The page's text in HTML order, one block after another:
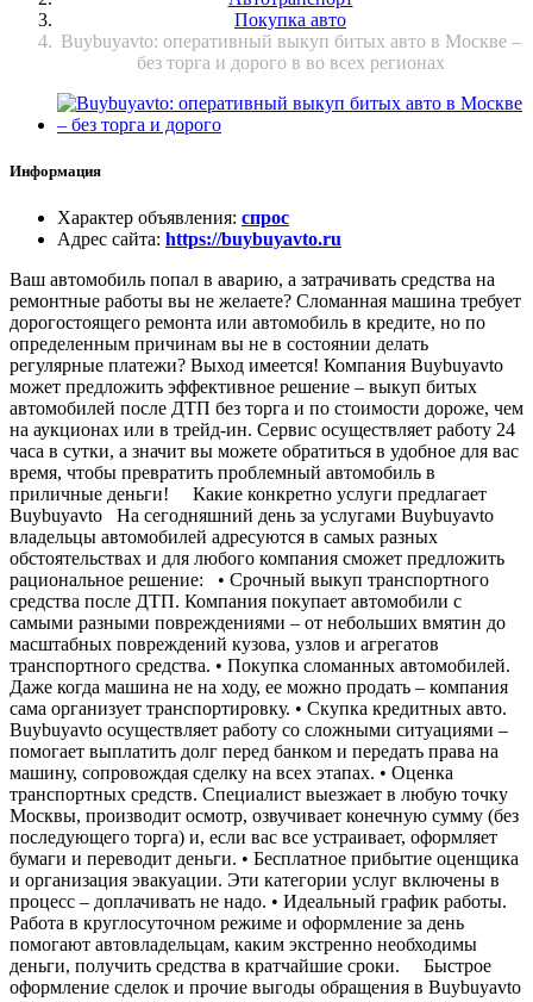
Покупка авто
Buybuyavto: оперативный выкуп битых авто в Москве –
без торга и дорого в во всех регионах
Информация
Характер объявления: спрос
Адрес сайта: https://buybuyavto.ru
Ваш автомобиль попал в аварию, а затрачивать средства на
ремонтные работы вы не желаете? Сломанная машина требует
дорогостоящего ремонта или автомобиль в кредите, но по
определенным причинам вы не в состоянии делать
регулярные платежи? Выход имеется! Компания Buybuyavto
может предложить эффективное решение – выкуп битых
автомобилей после ДТП без торга и по стоимости дороже, чем
на аукционах или в трейд-ин. Сервис осуществляет работу 24
часа в сутки, а значит вы можете обратиться в удобное для вас
время, чтобы превратить проблемный автомобиль в
приличные деньги! Какие конкретно услуги предлагает
Buybuyavto На сегодняшний день за услугами Buybuyavto
владельцы автомобилей адресуются в самых разных
обстоятельствах и для любого компания сможет предложить
рациональное решение: • Срочный выкуп транспортного
средства после ДТП. Компания покупает автомобили с
самыми разными повреждениями – от небольших вмятин до
масштабных повреждений кузова, узлов и агрегатов
транспортного средства. • Покупка сломанных автомобилей.
Даже когда машина не на ходу, ее можно продать – компания
сама организует транспортировку. • Скупка кредитных авто.
Buybuyavto осуществляет работу со сложными ситуациями –
помогает выплатить долг перед банком и передать права на
машину, сопровождая сделку на всех этапах. • Оценка
транспортных средств. Специалист выезжает в любую точку
Москвы, производит осмотр, озвучивает конечную сумму (без
последующего торга) и, если вас все устраивает, оформляет
бумаги и переводит деньги. • Бесплатное прибытие оценщика
и организация эвакуации. Эти категории услуг включены в
процесс – доплачивать не надо. • Идеальный график работы.
Работа в круглосуточном режиме и оформление за день
помогают автовладельцам, каким экстренно необходимы
деньги, получить средства в кратчайшие сроки. Быстрое
оформление сделок и прочие выгоды обращения в Buybuyavto